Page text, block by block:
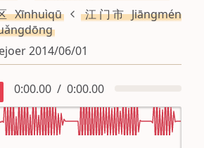
Xīnhuìqū
江门市 Jiāngmén
2014/06/01
0:00.00 / 0:00.00